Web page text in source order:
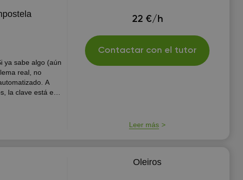
ya sabe algo (aún
real, no
A
la clave está en
22 €/h
Contactar con el tutor
Leer más
Oleiros